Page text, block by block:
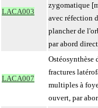
LACA003
zygomatique
avec réfection
plancher de
par abord direct
LACA007
Ostéosynthèse
fractures
multiples à
ouvert, par